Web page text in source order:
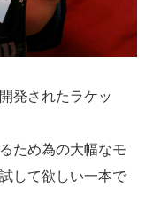
発されたラケッ
ため為の大幅なモ
して欲しい一本で